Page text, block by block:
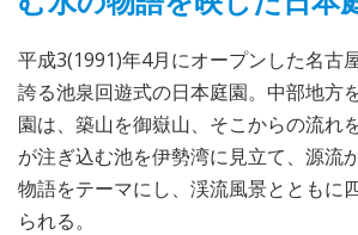
平成3(1991)年4月にオープンした名古
誇る池泉回遊式の日本庭園。中部地方
園は、築山を御嶽山、そこからの流れ
が注ぎ込む池を伊勢湾に見立て、源流
物語をテーマにし、渓流風景とともに
られる。